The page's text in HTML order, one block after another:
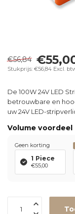
€56,84
Stukprijs: €56,84 Excl.
De 100W 24V LED
betrouwbare en
uw 24V LED-
Volume voordeel
Geen korting
1 Piece
€55,00